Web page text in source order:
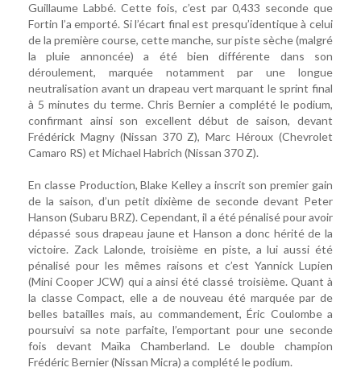
Guillaume Labbé. Cette fois, c’est par 0,433 seconde que
Fortin l’a emporté. Si l’écart final est presqu’identique à celui
de la première course, cette manche, sur piste sèche (malgré
la pluie annoncée) a été bien différente dans son
déroulement, marquée notamment par une longue
neutralisation avant un drapeau vert marquant le sprint final
à 5 minutes du terme. Chris Bernier a complété le podium,
confirmant ainsi son excellent début de saison, devant
Frédérick Magny (Nissan 370 Z), Marc Héroux (Chevrolet
Camaro RS) et Michael Habrich (Nissan 370 Z).
En classe Production, Blake Kelley a inscrit son premier gain
de la saison, d’un petit dixième de seconde devant Peter
Hanson (Subaru BRZ). Cependant, il a été pénalisé pour avoir
dépassé sous drapeau jaune et Hanson a donc hérité de la
victoire. Zack Lalonde, troisième en piste, a lui aussi été
pénalisé pour les mêmes raisons et c’est Yannick Lupien
(Mini Cooper JCW) qui a ainsi été classé troisième. Quant à
la classe Compact, elle a de nouveau été marquée par de
belles batailles mais, au commandement, Éric Coulombe a
poursuivi sa note parfaite, l’emportant pour une seconde
fois devant Maïka Chamberland. Le double champion
Frédéric Bernier (Nissan Micra) a complété le podium.